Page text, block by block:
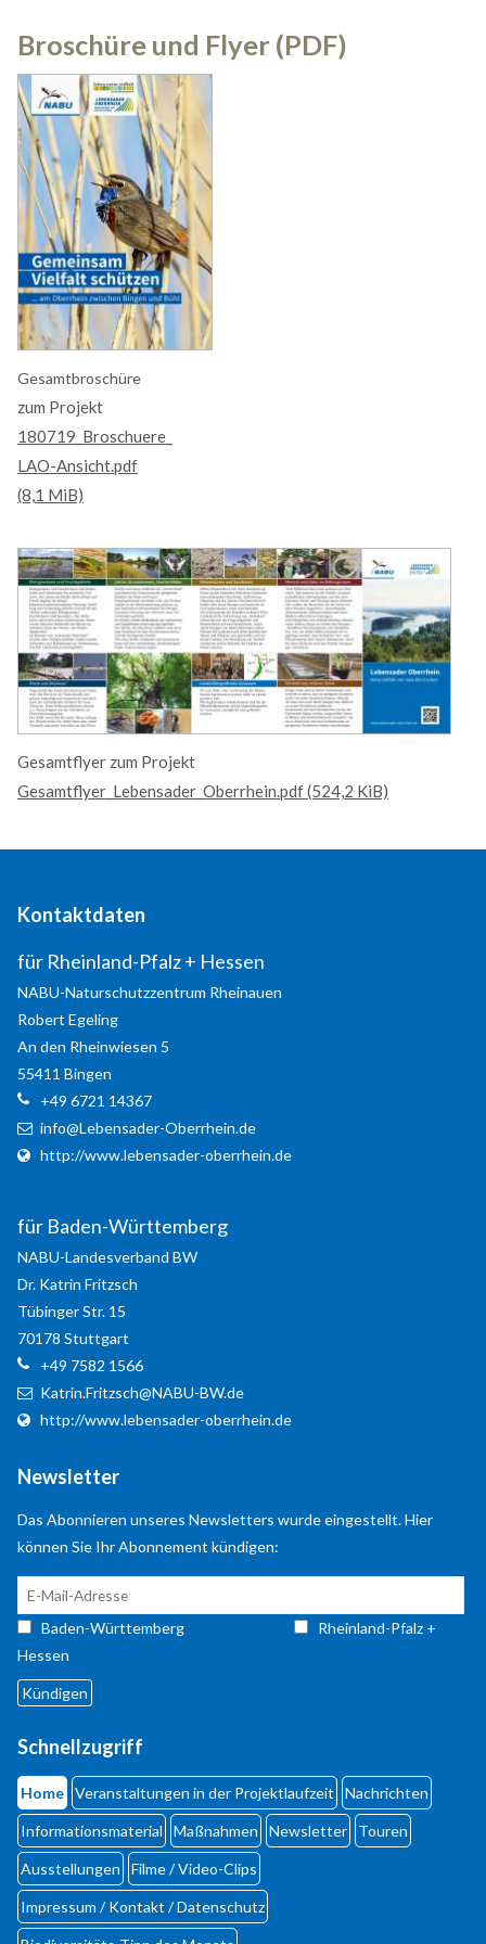
Broschüre und Flyer (PDF)
Gesamtbroschüre
zum Projekt
180719_Broschuere_
LAO-Ansicht.pdf
(8,1 MiB)
Gesamtflyer zum Projekt
Gesamtflyer_Lebensader_Oberrhein.pdf (524,2 KiB)
Kontaktdaten
für Rheinland-Pfalz + Hessen
NABU-Naturschutzzentrum Rheinauen
Robert Egeling
An den Rheinwiesen 5
55411 Bingen
+49 6721 14367
info@Lebensader-Oberrhein.de
http://www.lebensader-oberrhein.de
für Baden-Württemberg
NABU-Landesverband BW
Dr. Katrin Fritzsch
Tübinger Str. 15
70178 Stuttgart
+49 7582 1566
Katrin.Fritzsch@NABU-BW.de
http://www.lebensader-oberrhein.de
Newsletter
Das Abonnieren unseres Newsletters wurde eingestellt. Hier
können Sie Ihr Abonnement kündigen:
Baden-Württemberg
Rheinland-Pfalz +
Hessen
Schnellzugriff
Home Veranstaltungen in der Projektlaufzeit Nachrichten
Informationsmaterial Maßnahmen Newsletter Touren
Ausstellungen Filme / Video-Clips
Impressum / Kontakt / Datenschutz
Registrieren